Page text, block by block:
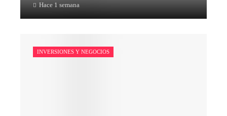
Hace 1 semana
INVERSIONES Y NEGOCIOS